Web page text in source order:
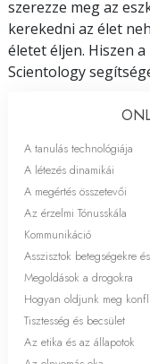
szerezze meg az
kerekedni az élet
életet éljen. Hiszen
Scientology
A tanulás technológiája
A létezés dinamikái
A megértés összetevői
Az érzelmi Tónusskála
Kommunikáció
Asszisztok betegségekre
Megoldások a drogokra
Hogyan oldjunk meg
Tisztesség és becsület
Az etika és az állapotok